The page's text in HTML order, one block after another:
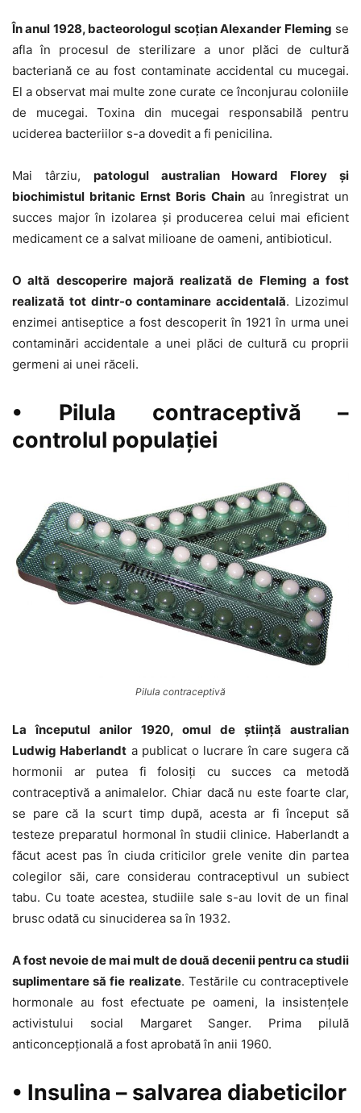
În anul 1928, bacteorologul scoțian Alexander Fleming se
afla în procesul de sterilizare a unor plăci de cultură
bacteriană ce au fost contaminate accidental cu mucegai.
El a observat mai multe zone curate ce înconjurau coloniile
de mucegai. Toxina din mucegai responsabilă pentru
uciderea bacteriilor s-a dovedit a fi penicilina.
Mai târziu, patologul australian Howard Florey și
biochimistul britanic Ernst Boris Chainau înregistrat un
succes major în izolarea și producerea celui mai eficient
medicament ce a salvat milioane de oameni, antibioticul.
O altă descoperire majoră realizată de Fleming a fost
realizată tot dintr-o contaminare accidentală. Lizozimul
enzimei antiseptice a fost descoperit în 1921 în urma unei
contaminări accidentale a unei plăci de cultură cu proprii
germeni ai unei răceli.
• Pilula contraceptivă –
controlul populației
Pilula contraceptivă
La începutul anilor 1920, omul de știință australian
Ludwig Haberlandt a publicat o lucrare în care sugera că
hormonii ar putea fi folosiți cu succes ca metodă
contraceptivă a animalelor. Chiar dacă nu este foarte clar,
se pare că la scurt timp după, acesta ar fi început să
testeze preparatul hormonal în studii clinice. Haberlandt a
făcut acest pas în ciuda criticilor grele venite din partea
colegilor săi, care considerau contraceptivul un subiect
tabu. Cu toate acestea, studiile sale s-au lovit de un final
brusc odată cu sinuciderea sa în 1932.
A fost nevoie de mai mult de două decenii pentru ca studii
suplimentare să fie realizate. Testările cu contraceptivele
hormonale au fost efectuate pe oameni, la insistențele
activistului social Margaret Sanger. Prima pilulă
anticoncepțională a fost aprobată în anii 1960.
• Insulina – salvarea diabeticilor